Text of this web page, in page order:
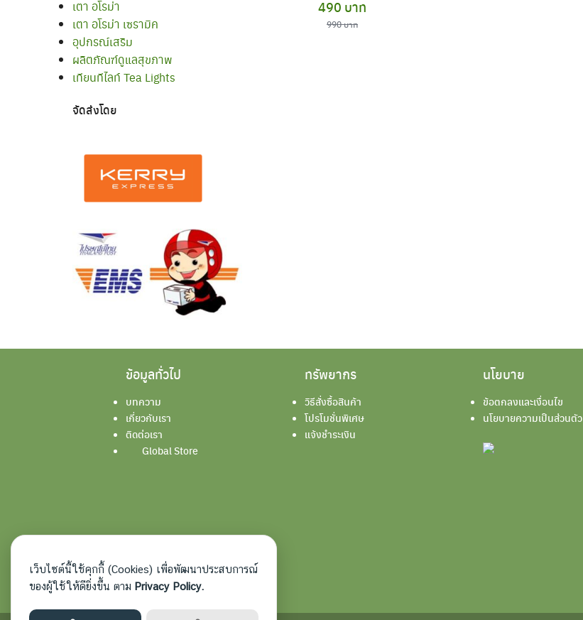
เตา อโรม่า
เตา อโรม่า เซรามิค
อุปกรณ์เสริม
ผลิตภัณฑ์ดูแลสุขภาพ
เทียนทีไลท์ Tea Lights
จัดส่งโดย
990บาท
Original
price
490 บาท
ข้อมูลทั่วไป
บทความ
เกี่ยวกับเรา
ติดต่อเรา
Global Store
ทรัพยากร
วิธีสั่งซื้อสินค้า
โปรโมชั่นพิเศษ
แจ้งชำระเงิน
นโยบาย
ข้อตกลงและเงื่อนไข
นโยบายความเป็นส่วนตัว
เว็บไซต์นี้ใช้คุกกี้ (Cookies) เพื่อพัฒนาประสบการณ์
ของผู้ใช้ให้ดียิ่งขึ้น ตาม Privacy Policy.